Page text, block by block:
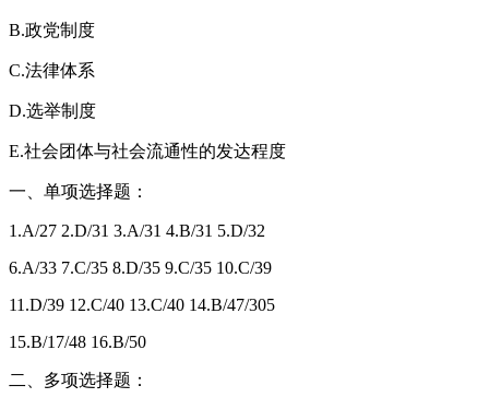
B.政党制度
C.法律体系
D.选举制度
E.社会团体与社会流通性的发达程度
一、单项选择题：
1.A/27 2.D/31 3.A/31 4.B/31 5.D/32
6.A/33 7.C/35 8.D/35 9.C/35 10.C/39
11.D/39 12.C/40 13.C/40 14.B/47/305
15.B/17/48 16.B/50
二、多项选择题：